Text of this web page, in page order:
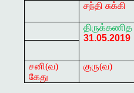
சந்தி சுக்கி
திருக்கணித
31.05.2019
சனி(வ)
கேது
குரு(வ)